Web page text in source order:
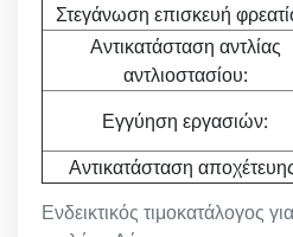
Ενδεικτικός τιμοκατάλογος
Στεγάνωση επισκευή
Αντικατάσταση αντλίας
αντλιοστασίου:
Εγγύηση εργασιών:
Αντικατάσταση